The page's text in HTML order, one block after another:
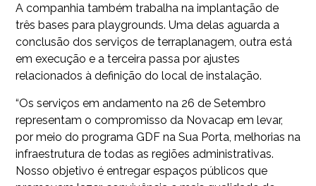
A companhia também trabalha na implantação de
três bases para playgrounds. Uma delas aguarda a
conclusão dos serviços de terraplanagem, outra está
em execução e a terceira passa por ajustes
relacionados à definição do local de instalação.
“Os serviços em andamento na 26 de Setembro
representam o compromisso da Novacap em levar,
por meio do programa GDF na Sua Porta, melhorias na
infraestrutura de todas as regiões administrativas.
Nosso objetivo é entregar espaços públicos que